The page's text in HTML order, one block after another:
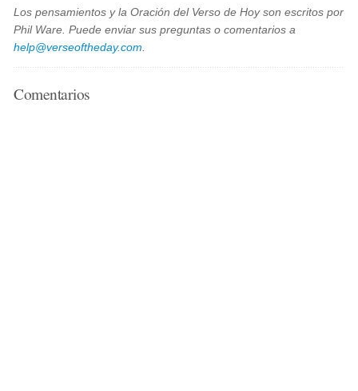
Los pensamientos y la Oración del Verso de Hoy son escritos por
Phil Ware. Puede enviar sus preguntas o comentarios a
help@verseoftheday.com
Comentarios